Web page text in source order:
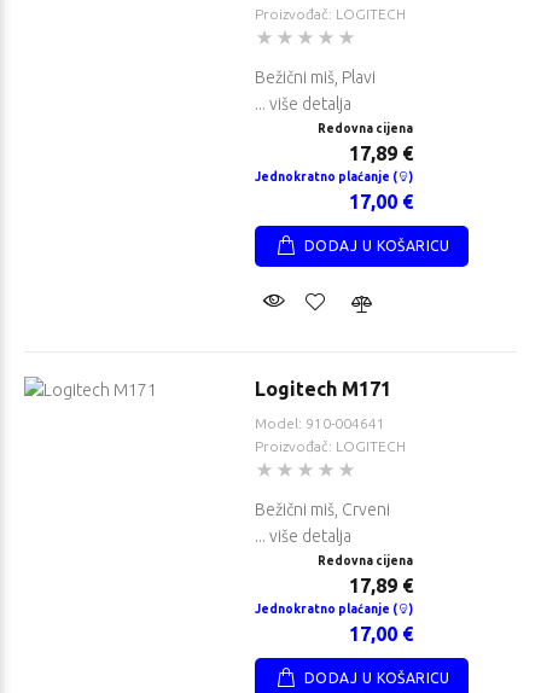
Proizvođač: LOGITECH
Bežični miš, Plavi
... više detalja
Redovna cijena
17,89 €
Jednokratno plaćanje ( )
17,00 €
DODAJ U KOŠARICU
Logitech M171
Model: 910-004641
Proizvođač: LOGITECH
Bežični miš, Crveni
... više detalja
Redovna cijena
17,89 €
Jednokratno plaćanje ( )
17,00 €
DODAJ U KOŠARICU